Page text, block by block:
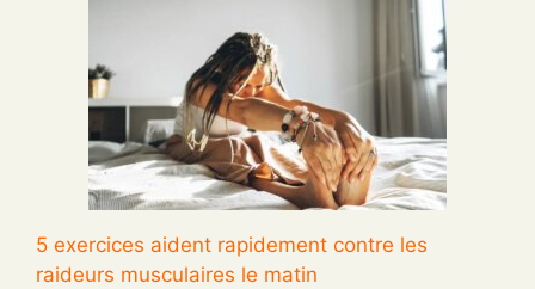
5 exercices aident rapidement contre les
raideurs musculaires le matin